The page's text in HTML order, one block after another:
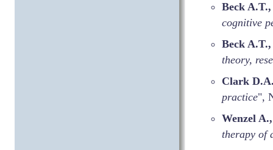
Beck
cognitive
Beck
theory,
Clark
practice",
Wenzel
therapy of